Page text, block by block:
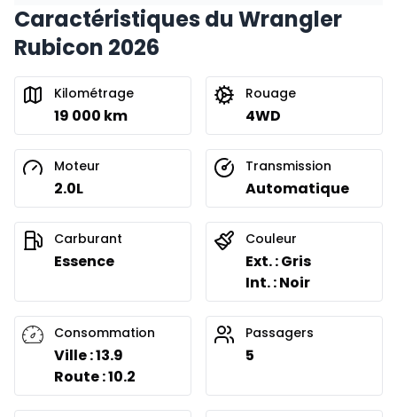
Financement sur 36 mois
Financement sur 36 mois
À partir de :
Financement sur 24 mois
Financement sur 24 mois
0.00 $ d'acompte • 8.99%
À partir de :
685$/Sem.
Caractéristiques du Wrangler
Rubicon 2026
Kilométrage
19 000 km
Rouage
4WD
Moteur
2.0L
Transmission
Automatique
Carburant
Essence
Couleur
Ext. : Gris
Int. : Noir
Consommation
Ville : 13.9
Route : 10.2
Passagers
5